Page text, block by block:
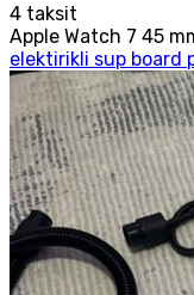
4 taksit
Apple Watch 7 45
elektirikli sup board